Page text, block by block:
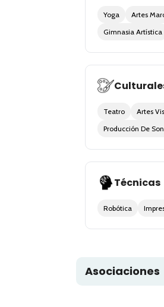
Yoga Artes
Gimnasia Artística
Teatro Artes
Producción De
Técnicas
Robótica
Asociaciones